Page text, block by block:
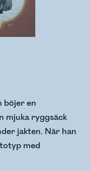
böjer en
mjuka ryggsäck
jakten. När han
med